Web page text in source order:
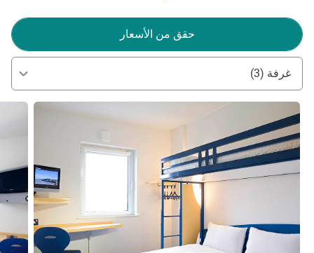
حقق من الأسعار
غرفة (3)
راجع التفاصيل راجع